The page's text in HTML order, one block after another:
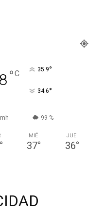
°C 35.9°
34.6°
99 %
MIÉ
37°
JUE
36°